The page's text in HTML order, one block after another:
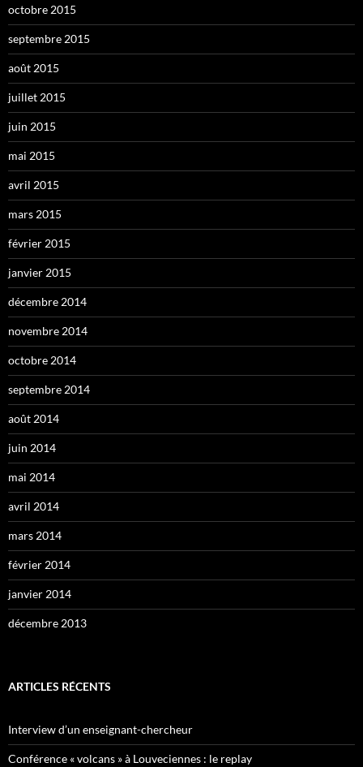
octobre 2015
septembre 2015
août 2015
juillet 2015
juin 2015
mai 2015
avril 2015
mars 2015
février 2015
janvier 2015
décembre 2014
novembre 2014
octobre 2014
septembre 2014
août 2014
juin 2014
mai 2014
avril 2014
mars 2014
février 2014
janvier 2014
décembre 2013
ARTICLES RÉCENTS
Interview d’un enseignant-chercheur
Conférence « volcans » à Louveciennes : le replay